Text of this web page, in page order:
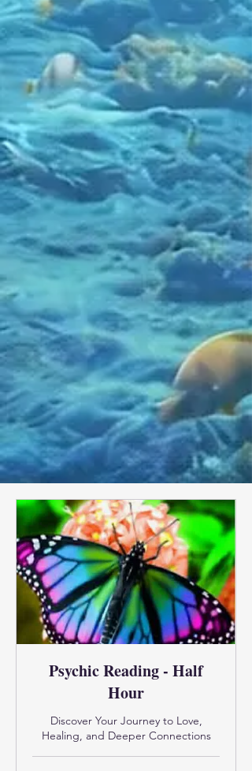
Psychic Reading - Half
Hour
Discover Your Journey to Love,
Healing, and Deeper Connections